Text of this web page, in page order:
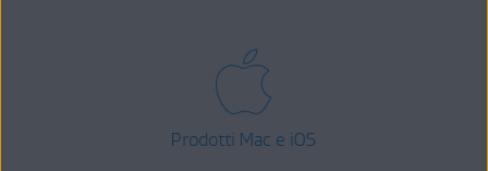
Prodotti Mac e iOS